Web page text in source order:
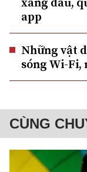
app
Những vật
sóng Wi-
CÙNG